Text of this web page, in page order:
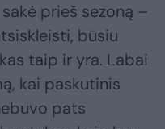
prieš sezoną –
būsiu
taip ir yra. Labai
kai paskutinis
pats